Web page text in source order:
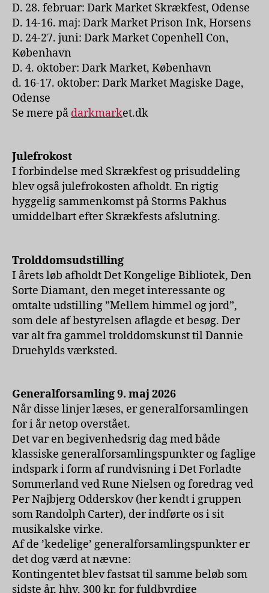
D. 28. februar: Dark Market Skrækfest, Odense
D. 14-16. maj: Dark Market Prison Ink, Horsens
D. 24-27. juni: Dark Market Copenhell Con,
København
D. 4. oktober: Dark Market, København
d. 16-17. oktober: Dark Market Magiske Dage,
Odense
Se mere på darkmarket.dk
Julefrokost
I forbindelse med Skrækfest og prisuddeling
blev også julefrokosten afholdt. En rigtig
hyggelig sammenkomst på Storms Pakhus
umiddelbart efter Skrækfests afslutning.
Trolddomsudstilling
I årets løb afholdt Det Kongelige Bibliotek, Den
Sorte Diamant, den meget interessante og
omtalte udstilling ”Mellem himmel og jord”,
som dele af bestyrelsen aflagde et besøg. Der
var alt fra gammel trolddomskunst til Dannie
Druehylds værksted.
Generalforsamling 9. maj 2026
Når disse linjer læses, er generalforsamlingen
for i år netop overstået.
Det var en begivenhedsrig dag med både
klassiske generalforsamlingspunkter og faglige
indspark i form af rundvisning i Det Forladte
Sommerland ved Rune Nielsen og foredrag ved
Per Najbjerg Odderskov (her kendt i gruppen
som Randolph Carter), der indførte os i sit
musikalske virke.
Af de ’kedelige’ generalforsamlingspunkter er
det dog værd at nævne:
Kontingentet blev fastsat til samme beløb som
sidste år, hhv. 300 kr. for fuldbyrdige